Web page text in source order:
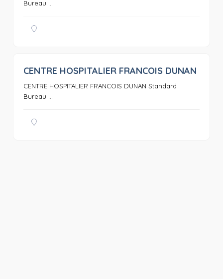
Bureau ...
0
CENTRE HOSPITALIER FRANCOIS DUNAN
CENTRE HOSPITALIER FRANCOIS DUNAN Standard
Bureau ...